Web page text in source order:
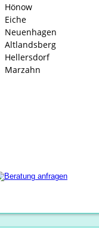
Hönow
Eiche
Neuenhagen
Altlandsberg
Hellersdorf
Marzahn